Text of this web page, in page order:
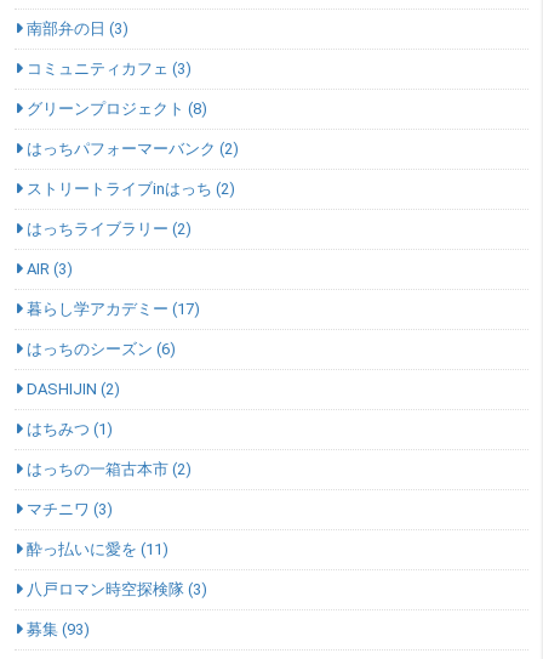
南部弁の日 (3)
コミュニティカフェ (3)
グリーンプロジェクト (8)
はっちパフォーマーバンク (2)
ストリートライブinはっち (2)
はっちライブラリー (2)
AIR (3)
暮らし学アカデミー (17)
はっちのシーズン (6)
DASHIJIN (2)
はちみつ (1)
はっちの一箱古本市 (2)
マチニワ (3)
酔っ払いに愛を (11)
八戸ロマン時空探検隊 (3)
募集 (93)